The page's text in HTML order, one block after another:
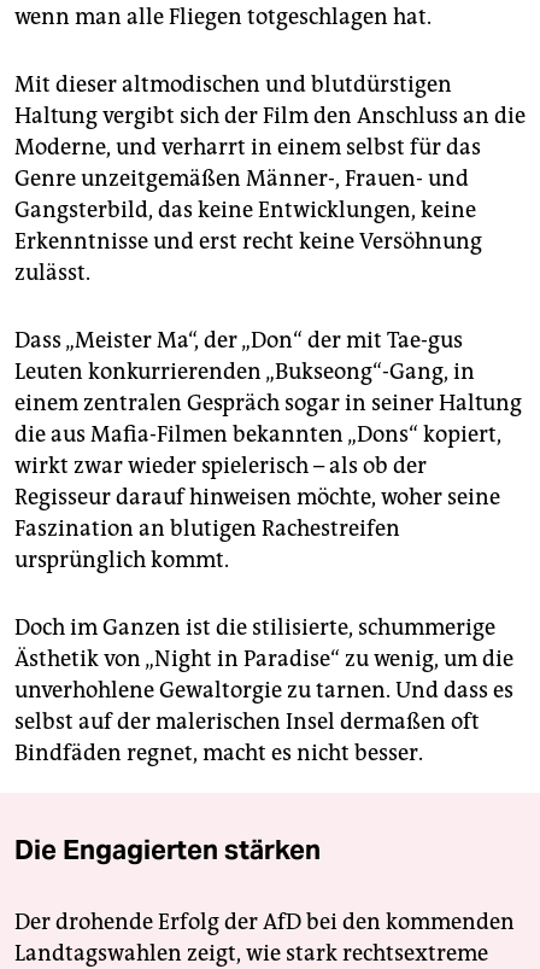
wenn man alle Fliegen totgeschlagen hat.
Mit dieser altmodischen und blutdürstigen
Haltung vergibt sich der Film den Anschluss an die
Moderne, und verharrt in einem selbst für das
Genre unzeitgemäßen Männer-, Frauen- und
Gangsterbild, das keine Entwicklungen, keine
Erkenntnisse und erst recht keine Versöhnung
zulässt.
Dass „Meister Ma“, der „Don“ der mit Tae-gus
Leuten konkurrierenden „Bukseong“-Gang, in
einem zentralen Gespräch sogar in seiner Haltung
die aus Mafia-Filmen bekannten „Dons“ kopiert,
wirkt zwar wieder spielerisch – als ob der
Regisseur darauf hinweisen möchte, woher seine
Faszination an blutigen Rachestreifen
ursprünglich kommt.
Doch im Ganzen ist die stilisierte, schummerige
Ästhetik von „Night in Paradise“ zu wenig, um die
unverhohlene Gewaltorgie zu tarnen. Und dass es
selbst auf der malerischen Insel dermaßen oft
Bindfäden regnet, macht es nicht besser.
Die Engagierten stärken
Der drohende Erfolg der AfD bei den kommenden
Landtagswahlen zeigt, wie stark rechtsextreme